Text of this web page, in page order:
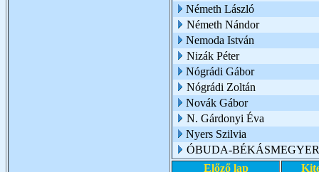
Németh László
Németh Nándor
Nemoda István
Nizák Péter
Nógrádi Gábor
Nógrádi Zoltán
Novák Gábor
N. Gárdonyi Éva
Nyers Szilvia
ÓBUDA-
Előző lap